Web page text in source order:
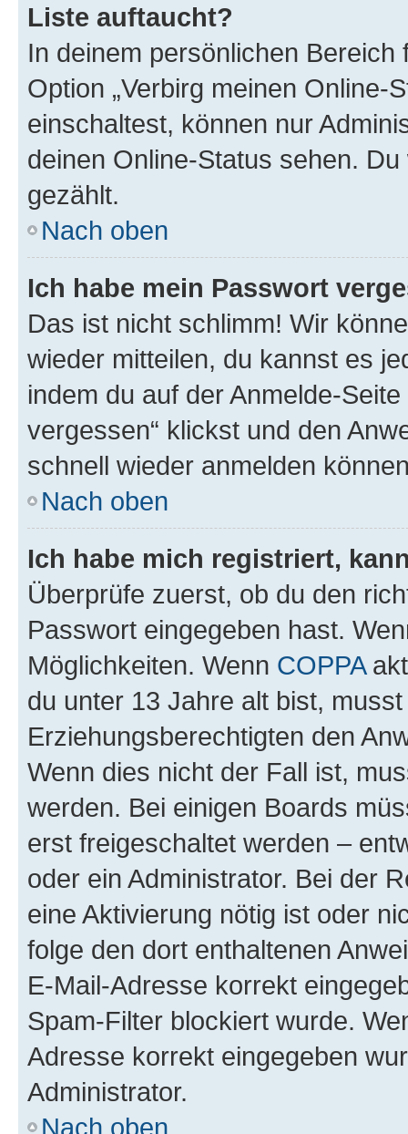
Liste auftaucht?
In deinem persönlichen
Option „Verbirg meinen Online-
einschaltest, können nur
deinen Online-Status sehen.
gezählt.
Nach oben
Ich habe mein Passwort
Das ist nicht schlimm! Wir
wieder mitteilen, du kannst es
indem du auf der Anmelde-
vergessen“ klickst und den
schnell wieder anmelden
Nach oben
Ich habe mich registriert,
Überprüfe zuerst, ob du den
Passwort eingegeben hast.
Möglichkeiten. Wenn COPPA
du unter 13 Jahre alt bist,
Erziehungsberechtigten den
Wenn dies nicht der Fall ist,
werden. Bei einigen Boards
erst freigeschaltet werden –
oder ein Administrator. Bei der
eine Aktivierung nötig ist oder
folge den dort enthaltenen
E-Mail-Adresse korrekt
Spam-Filter blockiert wurde.
Adresse korrekt eingegeben
Administrator.
Nach oben